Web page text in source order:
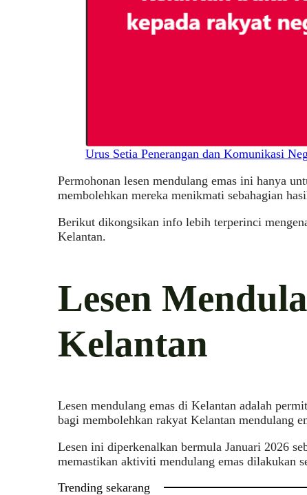
Urus Setia Penerangan dan Komunikasi
Permohonan lesen mendulang emas ini hanya
membolehkan mereka menikmati sebahagian
Berikut dikongsikan info lebih terperinci
Kelantan.
Lesen
Kelantan
Lesen mendulang emas di Kelantan adalah
bagi membolehkan rakyat Kelantan mendulang
Lesen ini diperkenalkan bermula Januari 2026
memastikan aktiviti mendulang emas dilakukan
Trending sekarang